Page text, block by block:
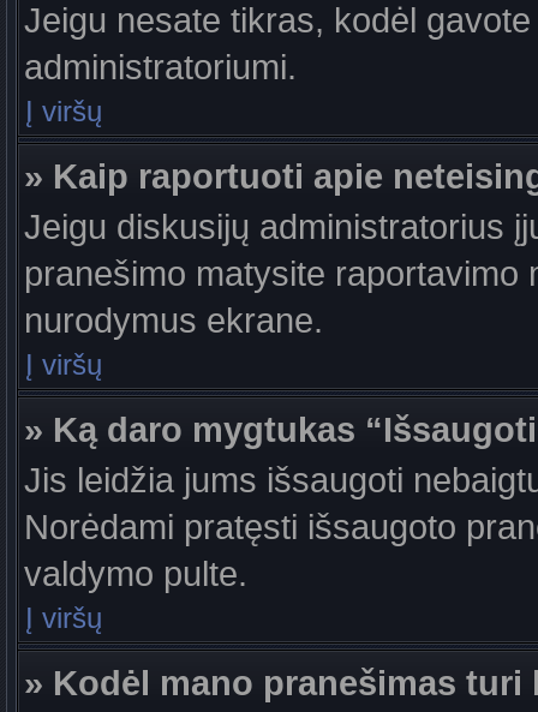
Jeigu nesate tikras, kodėl
administratoriumi.
Į viršų
» Kaip raportuoti apie
Jeigu diskusijų administratorius
pranešimo matysite
nurodymus ekrane.
Į viršų
» Ką daro mygtukas
Jis leidžia jums išsaugoti
Norėdami pratęsti išsaugoto
valdymo pulte.
Į viršų
» Kodėl mano pranešimas